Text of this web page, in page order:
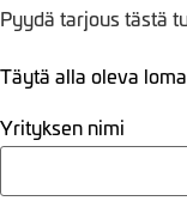
Pyydä tarjous tästä
Täytä alla oleva
Yrityksen nimi